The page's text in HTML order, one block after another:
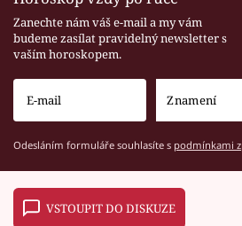
Zanechte nám váš e-mail a my vám
budeme zasílat pravidelný newsletter s
vaším horoskopem.
Odesláním formuláře souhlasíte s podmínkami
VSTOUPIT DO DISKUZE